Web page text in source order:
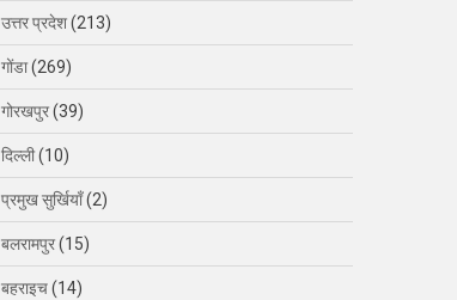
उत्तर प्रदेश(213)
गोंडा(269)
गोरखपुर(39)
दिल्ली(10)
प्रमुख सुर्खियाँ(2)
बलरामपुर(15)
बहराइच(14)